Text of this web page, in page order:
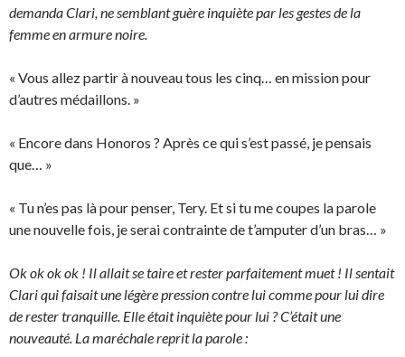
demanda Clari, ne semblant guère inquiète par les gestes de la
femme en armure noire.
« Vous allez partir à nouveau tous les cinq… en mission pour
d’autres médaillons. »
« Encore dans Honoros ? Après ce qui s’est passé, je pensais
que… »
« Tu n’es pas là pour penser, Tery. Et si tu me coupes la parole
une nouvelle fois, je serai contrainte de t’amputer d’un bras… »
Ok ok ok ok ! Il allait se taire et rester parfaitement muet ! Il sentait
Clari qui faisait une légère pression contre lui comme pour lui dire
de rester tranquille. Elle était inquiète pour lui ? C’était une
nouveauté. La maréchale reprit la parole :